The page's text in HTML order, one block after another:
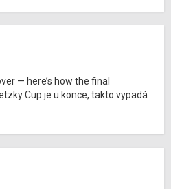
— here’s how the final
Cup je u konce, takto vypadá